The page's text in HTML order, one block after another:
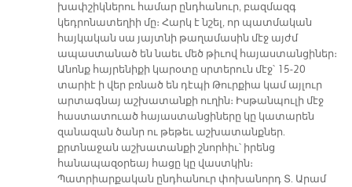
խափշիկներու համար ընդհանուր, բազմազգ
կեդրոնատեղիի մը։ Հարկ է նշել, որ պատմական
հայկական սա յայտնի թաղամասին մէջ այժմ
ապաստանած են նաեւ մեծ թիւով հայաստանցիներ։
Անոնք հայրենիքի կարօտը սրտերուն մէջ՝ 15-20
տարիէ ի վեր բռնած են դէպի Թուրքիա կամ այլուր
արտագնայ աշխատանքի ուղին։ Իսթանպուլի մէջ
հաստատուած հայաստանցիները կը կատարեն
զանազան ծանր ու թեթեւ աշխատանքներ.
քրտնաջան աշխատանքի շնորհիւ՝ իրենց
հանապազօրեայ հացը կը վաստկին։
Պատրիարքական ընդհանուր փոխանորդ Տ. Արամ